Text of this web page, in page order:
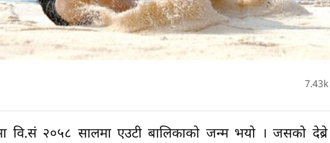
7.43k
वि.सं २०५८ सालमा एउटी बालिकाको जन्म भयो । जसको